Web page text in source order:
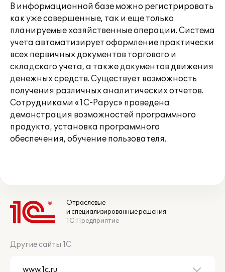
В информационной базе можно регистрировать
как уже совершенные, так и еще только
планируемые хозяйственные операции. Система
учета автоматизирует оформление практически
всех первичных документов торгового и
складского учета, а также документов движения
денежных средств. Существует возможность
получения различных аналитических отчетов.
Сотрудниками «1С-Рарус» проведена
демонстрация возможностей программного
продукта, установка программного
обеспечения, обучение пользователя.
Отраслевые
и специализированные решения
1С:Предприятие
Другие сайты 1С